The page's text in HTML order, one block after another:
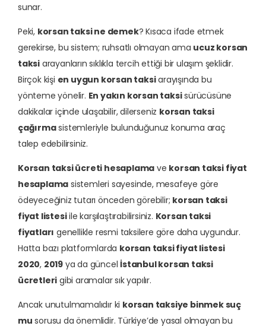
sunar.
Peki, korsan taksi ne demek? Kısaca ifade etmek
gerekirse, bu sistem; ruhsatlı olmayan ama ucuz korsan
taksi arayanların sıklıkla tercih ettiği bir ulaşım şeklidir.
Birçok kişi en uygun korsan taksiarayışında bu
yönteme yönelir. En yakın korsan taksisürücüsüne
dakikalar içinde ulaşabilir, dilerseniz korsan taksi
çağırmasistemleriyle bulunduğunuz konuma araç
talep edebilirsiniz.
Korsan taksi ücreti hesaplama ve korsan taksi fiyat
hesaplama sistemleri sayesinde, mesafeye göre
ödeyeceğiniz tutarı önceden görebilir; korsan taksi
fiyat listesiile karşılaştırabilirsiniz. Korsan taksi
fiyatları genellikle resmi taksilere göre daha uygundur.
Hatta bazı platformlarda korsan taksi fiyat listesi
2020, 2019 ya da güncelİstanbul korsan taksi
ücretleri gibi aramalar sık yapılır.
Ancak unutulmamalıdır ki korsan taksiye binmek suç
mu sorusu da önemlidir. Türkiye’de yasal olmayan bu